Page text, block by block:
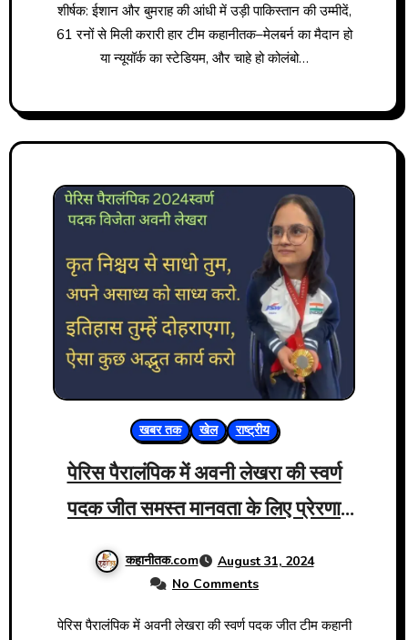
शीर्षक: ईशान और बुमराह की आंधी में उड़ी पाकिस्तान की उम्मीदें,
61 रनों से मिली करारी हार टीम कहानीतक–मेलबर्न का मैदान हो
या न्यूयॉर्क का स्टेडियम, और चाहे हो कोलंबो…
खबर तक खेल राष्ट्रीय
पेरिस पैरालंपिक में अवनी लेखरा की स्वर्ण
पदक जीत समस्त मानवता के लिए प्रेरणा
कहानीतक.com
August 31, 2024
No Comments
पेरिस पैरालंपिक में अवनी लेखरा की स्वर्ण पदक जीत टीम कहानी